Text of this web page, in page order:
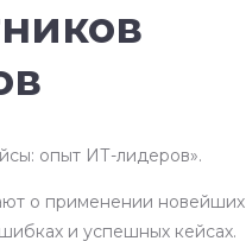
опыт ИТ-лидеров».
о применении новейших
и успешных кейсах.